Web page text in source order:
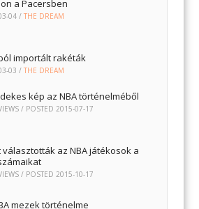
a Pacersben
04 /THE DREAM
importált rakéták
03 /THE DREAM
kép az NBA történelméből
/ POSTED2015-07-17
választották az NBA játékosok a
/ POSTED2015-10-17
mezek történelme